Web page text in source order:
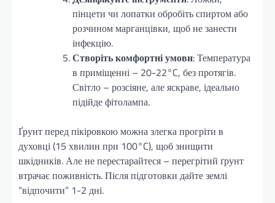
пінцети чи лопатки обробіть спиртом або
розчином марганцівки, щоб не занести
інфекцію.
Створіть комфортні умови: Температура
в приміщенні – 20-22°C, без протягів.
Світло – розсіяне, але яскраве, ідеально
підійде фітолампа.
Ґрунт перед пікіровкою можна злегка прогріти в
духовці (15 хвилин при 100°C), щоб знищити
шкідників. Але не перестарайтеся – перегрітий ґрунт
втрачає поживність. Після підготовки дайте землі
“відпочити” 1-2 дні.